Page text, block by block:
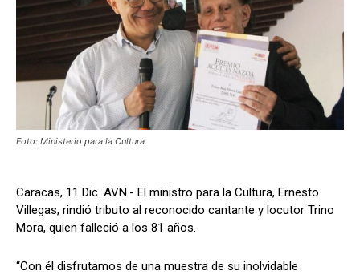
Foto: Ministerio para la Cultura.
Caracas, 11 Dic. AVN.- El ministro para la Cultura, Ernesto
Villegas, rindió tributo al reconocido cantante y locutor Trino
Mora, quien falleció a los 81 años.
“Con él disfrutamos de una muestra de su inolvidable